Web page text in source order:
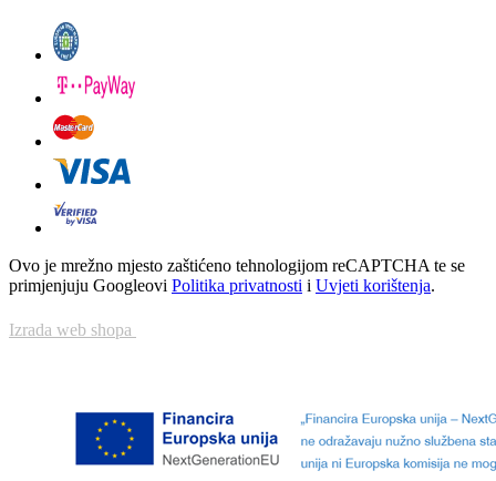
Ovo je mrežno mjesto zaštićeno tehnologijom reCAPTCHA te se
primjenjuju Googleovi Politika privatnosti i Uvjeti korištenja.
Izrada web shopa